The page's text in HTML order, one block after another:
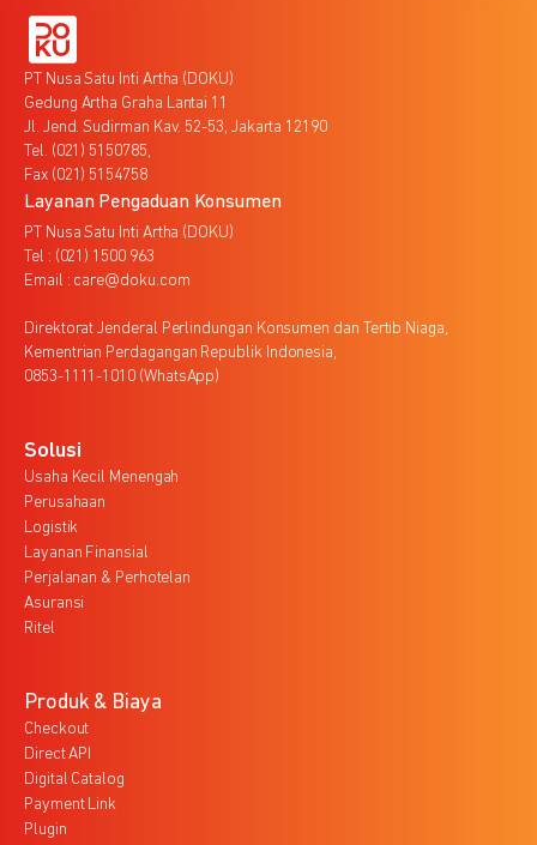
PT Nusa Satu Inti Artha (DOKU)
Gedung Artha Graha Lantai 11
Jl. Jend. Sudirman Kav. 52-53, Jakarta 12190
Tel. (021) 5150785,
Fax (021) 5154758
Layanan Pengaduan Konsumen
PT Nusa Satu Inti Artha (DOKU)
Tel : (021) 1500 963
Email : care@doku.com
Direktorat Jenderal Perlindungan Konsumen dan Tertib Niaga,
Kementrian Perdagangan Republik Indonesia,
0853-1111-1010 (WhatsApp)
Solusi
Usaha Kecil Menengah
Perusahaan
Logistik
Layanan Finansial
Perjalanan & Perhotelan
Asuransi
Ritel
Produk & Biaya
Checkout
Direct API
Digital Catalog
Payment Link
Plugin